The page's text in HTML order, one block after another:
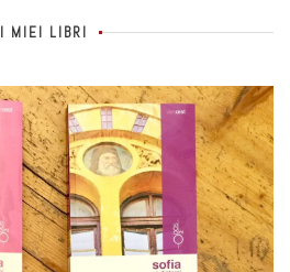
I MIEI LIBRI